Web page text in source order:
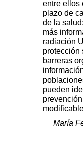
entre ellos
plazo de
de la
más
radiación
protección
barreras
pueden
María